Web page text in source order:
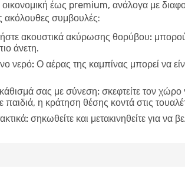
έως premium, ανάλογα με
ακόλουθες συμβουλές:
ακουστικά ακύρωσης θορύβου:
άνετη.
νερό: Ο αέρας της καμπίνας μπορεί να
κάθισμά σας με σύνεση: σκεφτείτε τον
παιδιά, η κράτηση θέσης κοντά στις
σηκωθείτε και μετακινηθείτε για